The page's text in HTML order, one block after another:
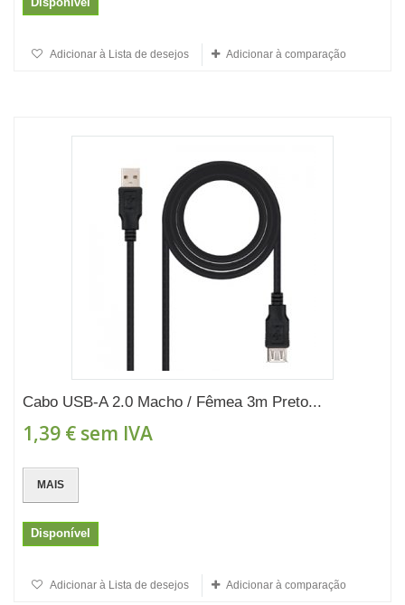
Adicionar à Lista de desejos Adicionar à comparação
Cabo USB-A 2.0 Macho / Fêmea 3m Preto...
1,39 € sem IVA
MAIS
Disponível
Adicionar à Lista de desejos Adicionar à comparação